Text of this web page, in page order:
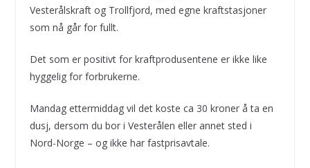
Vesterålskraft og Trollfjord, med egne kraftstasjoner
som nå går for fullt.
Det som er positivt for kraftprodusentene er ikke like
hyggelig for forbrukerne.
Mandag ettermiddag vil det koste ca 30 kroner å ta en
dusj, dersom du bor i Vesterålen eller annet sted i
Nord-Norge – og ikke har fastprisavtale.